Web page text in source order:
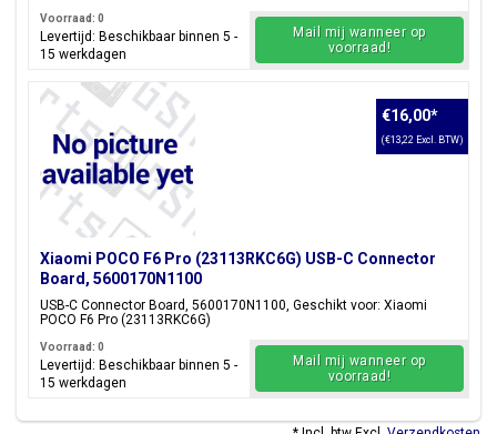
Voorraad: 0
Levertijd: Beschikbaar binnen 5 -
15 werkdagen
Mail mij wanneer op
voorraad!
Xiaomi POCO F6 Pro (23113RKC6G) USB-C Connector
Board, 5600170N1100
USB-C Connector Board, 5600170N1100, Geschikt voor: Xiaomi
POCO F6 Pro (23113RKC6G)
€16,00*
(€13,22 Excl. BTW)
Voorraad: 0
Levertijd: Beschikbaar binnen 5 -
15 werkdagen
Mail mij wanneer op
voorraad!